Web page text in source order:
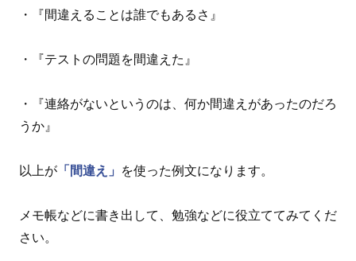
・『間違えることは誰でもあるさ』
・『テストの問題を間違えた』
・『連絡がないというのは、何か間違えがあったのだろ
うか』
以上が 「間違え」 を使った例文になります。
メモ帳などに書き出して、勉強などに役立ててみてくだ
さい。